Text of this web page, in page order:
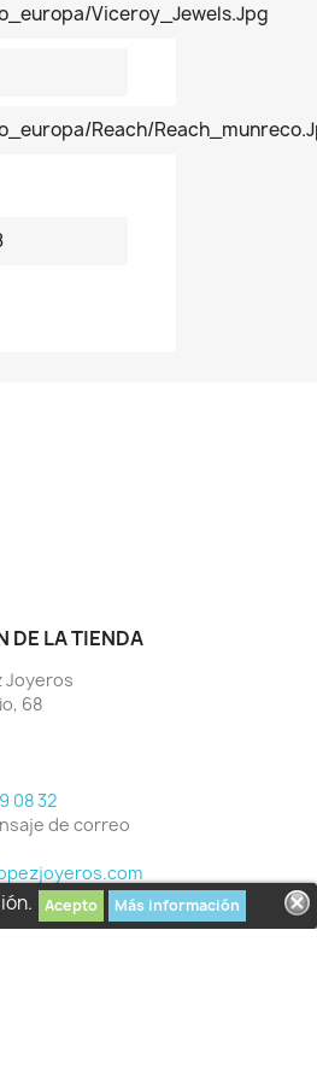
Acepto Más información
Viceroy_Jewels.jpg
reach/
DE LA TIENDA
Joyeros
68
08 32
de correo